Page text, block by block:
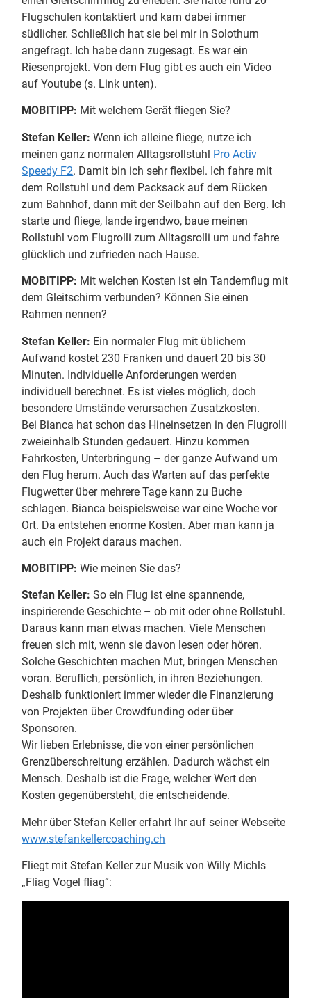
Flugschulen kontaktiert und kam dabei immer
südlicher. Schließlich hat sie bei mir in Solothurn
angefragt. Ich habe dann zugesagt. Es war ein
Riesenprojekt. Von dem Flug gibt es auch ein Video
auf Youtube (s. Link unten).
MOBITIPP: Mit welchem Gerät fliegen Sie?
Stefan Keller:Wenn ich alleine fliege, nutze ich
meinen ganz normalen Alltagsrollstuhl Pro Activ
Speedy F2. Damit bin ich sehr flexibel. Ich fahre mit
dem Rollstuhl und dem Packsack auf dem Rücken
zum Bahnhof, dann mit der Seilbahn auf den Berg. Ich
starte und fliege, lande irgendwo, baue meinen
Rollstuhl vom Flugrolli zum Alltagsrolli um und fahre
glücklich und zufrieden nach Hause.
MOBITIPP: Mit welchen Kosten ist ein Tandemflug mit
dem Gleitschirm verbunden? Können Sie einen
Rahmen nennen?
Stefan Keller: Ein normaler Flug mit üblichem
Aufwand kostet 230 Franken und dauert 20 bis 30
Minuten. Individuelle Anforderungen werden
individuell berechnet. Es ist vieles möglich, doch
besondere Umstände verursachen Zusatzkosten.
Bei Bianca hat schon das Hineinsetzen in den Flugrolli
zweieinhalb Stunden gedauert. Hinzu kommen
Fahrkosten, Unterbringung – der ganze Aufwand um
den Flug herum. Auch das Warten auf das perfekte
Flugwetter über mehrere Tage kann zu Buche
schlagen. Bianca beispielsweise war eine Woche vor
Ort. Da entstehen enorme Kosten. Aber man kann ja
auch ein Projekt daraus machen.
MOBITIPP: Wie meinen Sie das?
Stefan Keller:So ein Flug ist eine spannende,
inspirierende Geschichte – ob mit oder ohne Rollstuhl.
Daraus kann man etwas machen. Viele Menschen
freuen sich mit, wenn sie davon lesen oder hören.
Solche Geschichten machen Mut, bringen Menschen
voran. Beruflich, persönlich, in ihren Beziehungen.
Deshalb funktioniert immer wieder die Finanzierung
von Projekten über Crowdfunding oder über
Sponsoren.
Wir lieben Erlebnisse, die von einer persönlichen
Grenzüberschreitung erzählen. Dadurch wächst ein
Mensch. Deshalb ist die Frage, welcher Wert den
Kosten gegenübersteht, die entscheidende.
Mehr über Stefan Keller erfahrt Ihr auf seiner Webseite
www.stefankellercoaching.ch
Fliegt mit Stefan Keller zur Musik von Willy Michls
„Fliag Vogel fliag“: